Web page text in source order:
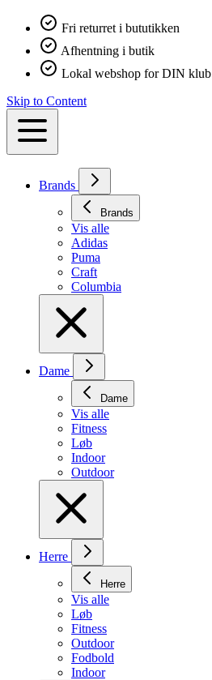
Fri returret i bututikken
Afhentning i butik
Lokal webshop for DIN klub
Skip to Content
Brands
Brands
Vis alle
Adidas
Puma
Craft
Columbia
Dame
Dame
Vis alle
Fitness
Løb
Indoor
Outdoor
Herre
Herre
Vis alle
Løb
Fitness
Outdoor
Fodbold
Indoor